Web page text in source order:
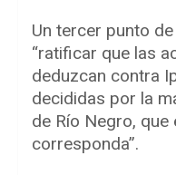
Un tercer punto
“ratificar que las
deduzcan contra
decididas por la
de Río Negro, que
corresponda”.